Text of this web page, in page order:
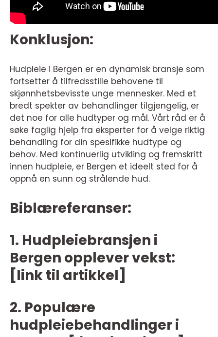
Konklusjon:
Hudpleie i Bergen er en dynamisk bransje som
fortsetter å tilfredsstille behovene til
skjønnhetsbevisste unge mennesker. Med et
bredt spekter av behandlinger tilgjengelig, er
det noe for alle hudtyper og mål. Vårt råd er å
søke faglig hjelp fra eksperter for å velge riktig
behandling for din spesifikke hudtype og
behov. Med kontinuerlig utvikling og fremskritt
innen hudpleie, er Bergen et ideelt sted for å
oppnå en sunn og strålende hud.
Biblæreferanser:
1. Hudpleiebransjen i
Bergen opplever vekst:
[link til artikkel]
2. Populære
hudpleiebehandlinger i